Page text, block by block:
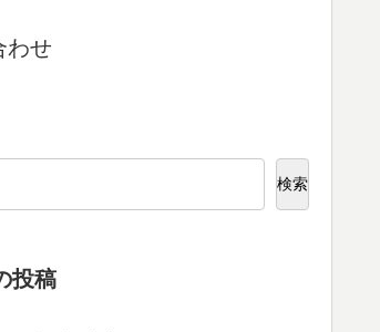
わせ
検索
投稿